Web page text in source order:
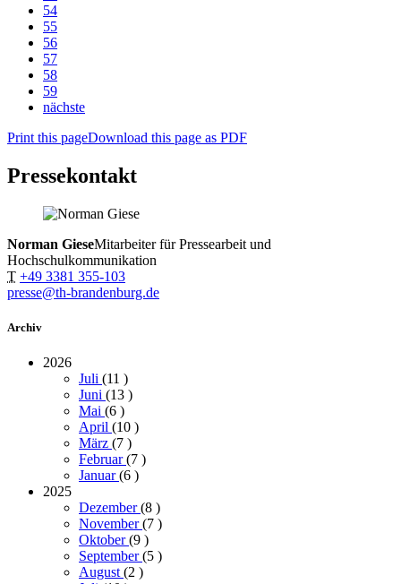
54
55
56
57
58
59
nächste
Print this pageDownload this page as PDF
Pressekontakt
Norman GieseMitarbeiter für Pressearbeit und
Hochschulkommunikation
T +49 3381 355-103
presse@th-brandenburg.de
Archiv
2026
Juli (11 )
Juni (13 )
Mai (6 )
April (10 )
März (7 )
Februar(7 )
Januar(6 )
2025
Dezember(8 )
November(7 )
Oktober(9 )
September(5 )
August(2 )